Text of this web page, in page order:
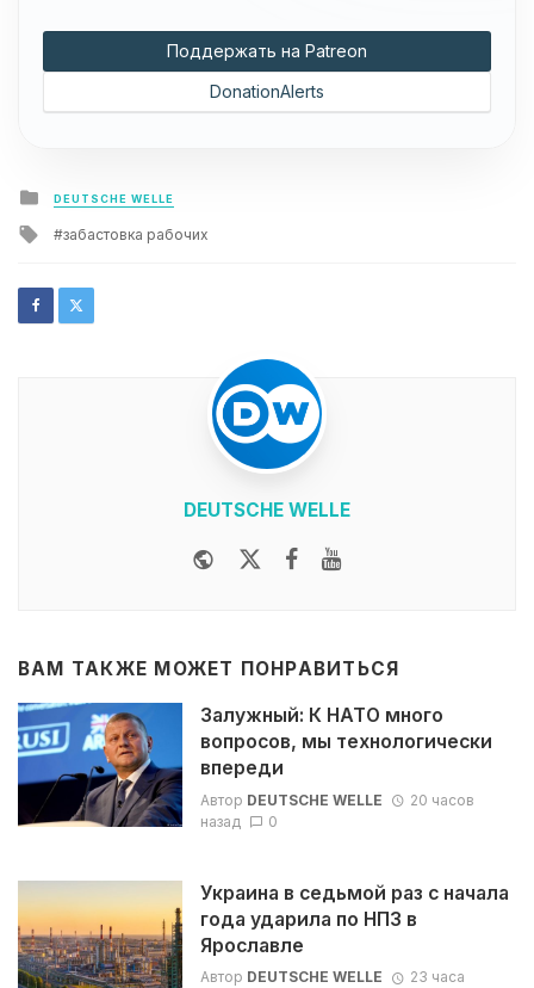
Поддержать на Patreon
DonationAlerts
Posted
in
DEUTSCHE WELLE
Tagged
забастовка рабочих
DEUTSCHE WELLE
WebsiteTwitterFacebook
ВАМ ТАКЖЕ МОЖЕТ ПОНРАВИТЬСЯ
Залужный: К НАТО много
вопросов, мы технологически
впереди
Автор DEUTSCHE WELLE
20 часов
назад
0
Украина в седьмой раз с начала
года ударила по НПЗ в
Ярославле
Автор DEUTSCHE WELLE
23 часа